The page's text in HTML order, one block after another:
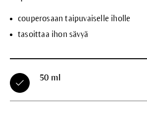
couperosaan taipuvaiselle iholle
tasoittaa ihon sävyä
50 ml